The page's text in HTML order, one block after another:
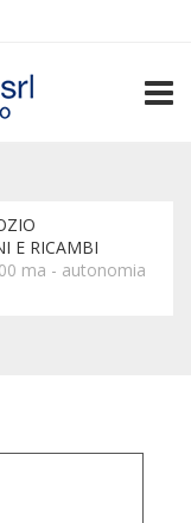
E RICAMBI
ma - autonomia